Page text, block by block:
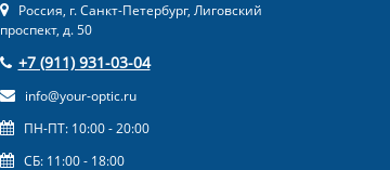
Россия, г. Санкт-Петербург, Лиговский
проспект, д. 50
+7 (911) 931-03-04
info@your-optic.ru
ПН-ПТ: 10:00 - 20:00
СБ: 11:00 - 18:00